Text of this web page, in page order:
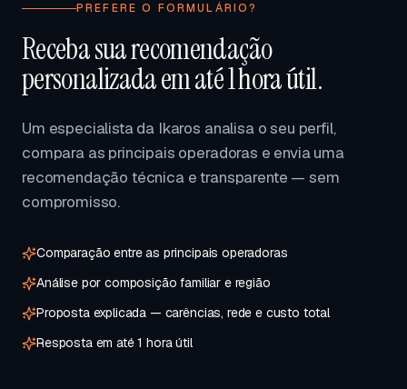
PREFERE O FORMULÁRIO?
Receba sua recomendação
personalizada em até 1 hora útil.
Um especialista da Ikaros analisa o seu perfil,
compara as principais operadoras e envia uma
recomendação técnica e transparente — sem
compromisso.
Comparação entre as principais operadoras
Análise por composição familiar e região
Proposta explicada — carências, rede e custo total
Resposta em até 1 hora útil